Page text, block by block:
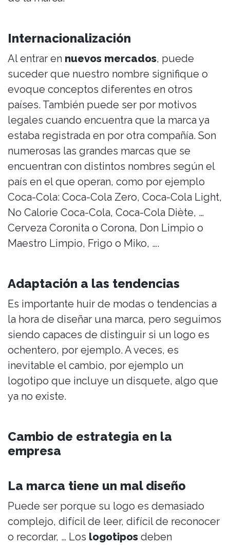
Internacionalización
Al entrar en nuevos mercados, puede
suceder que nuestro nombre signifique o
evoque conceptos diferentes en otros
países. También puede ser por motivos
legales cuando encuentra que la marca ya
estaba registrada en por otra compañía. Son
numerosas las grandes marcas que se
encuentran con distintos nombres según el
país en el que operan, como por ejemplo
Coca-Cola: Coca-Cola Zero, Coca-Cola Light,
No Calorie Coca-Cola, Coca-Cola Diète, …
Cerveza Coronita o Corona, Don Limpio o
Maestro Limpio, Frigo o Miko, ….
Adaptación a las tendencias
Es importante huir de modas o tendencias a
la hora de diseñar una marca, pero seguimos
siendo capaces de distinguir si un logo es
ochentero, por ejemplo. A veces, es
inevitable el cambio, por ejemplo un
logotipo que incluye un disquete, algo que
ya no existe.
Cambio de estrategia en la
empresa
La marca tiene un mal diseño
Puede ser porque su logo es demasiado
complejo, difícil de leer, difícil de reconocer
o recordar, … Los logotipos deben